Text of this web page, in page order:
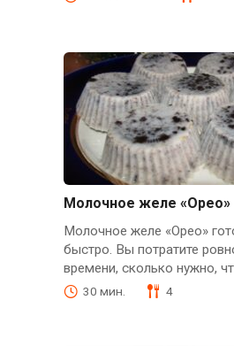
Молочное желе «Орео»
Молочное желе «Орео»
быстро. Вы потратите
времени, сколько нужно,
30 мин. 4